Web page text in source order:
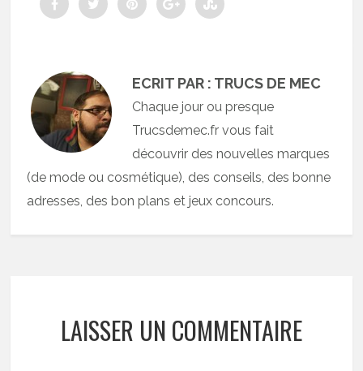
ECRIT PAR : TRUCS DE MEC
Chaque jour ou presque
Trucsdemec.fr vous fait
découvrir des nouvelles marques
(de mode ou cosmétique), des conseils, des bonne
adresses, des bon plans et jeux concours.
LAISSER UN COMMENTAIRE